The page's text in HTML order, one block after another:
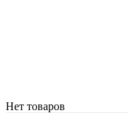
Нет товаров